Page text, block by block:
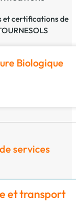
et certifications de
Biologique
services
et transport